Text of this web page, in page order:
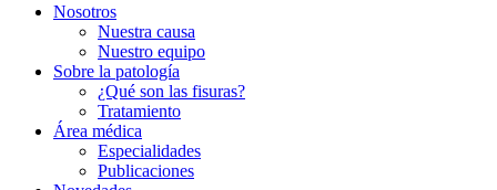
Nosotros
Nuestra causa
Nuestro equipo
Sobre la patología
¿Qué son las fisuras?
Tratamiento
Área médica
Especialidades
Publicaciones